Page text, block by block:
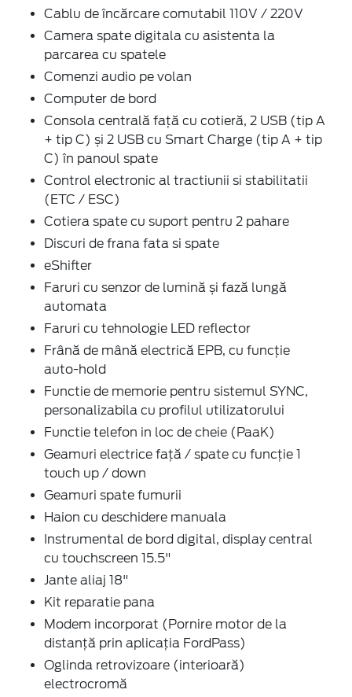
Cablu de încărcare comutabil 110V / 220V
Camera spate digitala cu asistenta la
parcarea cu spatele
Comenzi audio pe volan
Computer de bord
Consola centrală față cu cotieră, 2 USB (tip A
+ tip C) și 2 USB cu Smart Charge (tip A + tip
C) în panoul spate
Control electronic al tractiunii si stabilitatii
(ETC / ESC)
Cotiera spate cu suport pentru 2 pahare
Discuri de frana fata si spate
eShifter
Faruri cu senzor de lumină și fază lungă
automata
Faruri cu tehnologie LED reflector
Frână de mână electrică EPB, cu funcție
auto-hold
Functie de memorie pentru sistemul SYNC,
personalizabila cu profilul utilizatorului
Functie telefon in loc de cheie (PaaK)
Geamuri electrice față / spate cu funcție 1
touch up / down
Geamuri spate fumurii
Haion cu deschidere manuala
Instrumental de bord digital, display central
cu touchscreen 15.5"
Jante aliaj 18"
Kit reparatie pana
Modem incorporat (Pornire motor de la
distanță prin aplicația FordPass)
Oglinda retrovizoare (interioară)
electrocromă